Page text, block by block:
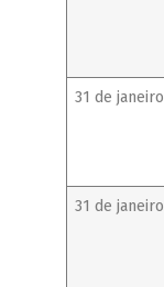
31 de janeiro
31 de janeiro